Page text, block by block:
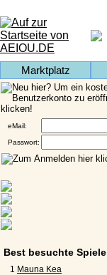
Marktplatz
eMail:
Passwort:
Best besuchte Spiele
1 Mauna Kea